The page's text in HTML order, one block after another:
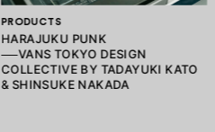
PRODUCTS
HARAJUKU PUNK
──VANS TOKYO DESIGN
COLLECTIVE BY TADAYUKI KATO
& SHINSUKE NAKADA